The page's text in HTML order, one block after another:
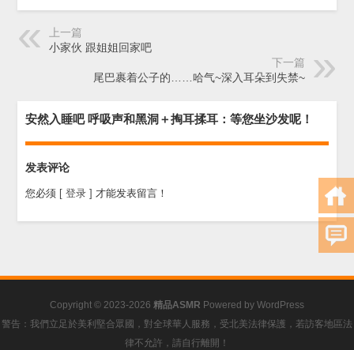
上一篇
小家伙 跟姐姐回家吧
下一篇
尾巴裹着公子的……哈气~深入耳朵到失禁~
安然入睡吧 呼吸声和黑洞＋掏耳揉耳：等您坐沙发呢！
发表评论
您必须 [ 登录 ] 才能发表留言！
Copyright © 2023-2026 精品ASMR Powered by WordPress
警告：我們立足於美利堅合眾國，對全球華人服務，受北美法律保護，若訪客地區法
律不允許，請自行離開！